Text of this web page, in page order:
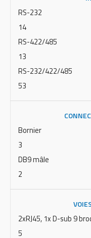
RS-232
14
RS-422/485
13
RS-232/422/485
53
Bornier
3
DB9 mâle
2
2xRJ45, 1x D-sub 9
5